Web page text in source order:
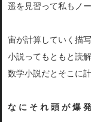
遥を見習って私もノ
宙が計算していく描
小説ってもともと読
数学小説だとそこに
な に そ れ 頭 が 爆